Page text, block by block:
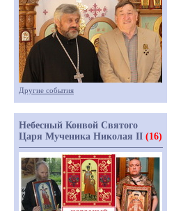
Другие события
Небесный Конвой Святого
Царя Мученика Николая II (16)